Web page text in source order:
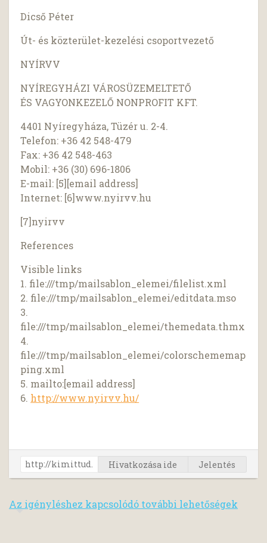
Dicső Péter
Út- és közterület-kezelési csoportvezető
NYÍRVV
NYÍREGYHÁZI VÁROSÜZEMELTETŐ
ÉS VAGYONKEZELŐ NONPROFIT KFT.
4401 Nyíregyháza, Tüzér u. 2-4.
Telefon: +36 42 548-479
Fax: +36 42 548-463
Mobil: +36 (30) 696-1806
E-mail: [5][email address]
Internet: [6]www.nyirvv.hu
[7]nyirvv
References
Visible links
1. file:///tmp/mailsablon_elemei/filelist.xml
2. file:///tmp/mailsablon_elemei/editdata.mso
3.
file:///tmp/mailsablon_elemei/themedata.thmx
4.
file:///tmp/mailsablon_elemei/colorschememap
ping.xml
5. mailto:[email address]
6. http://www.nyirvv.hu/
Hivatkozása ide Jelentés
Az igényléshez kapcsolódó további lehetőségek